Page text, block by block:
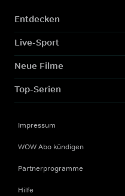
Entdecken
Live-Sport
Neue Filme
Top-Serien
Impressum
WOW Abo kündigen
Partnerprogramme
Hilfe